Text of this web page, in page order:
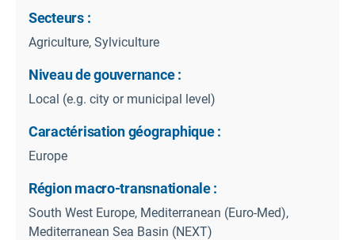
Secteurs :
Agriculture, Sylviculture
Niveau de gouvernance :
Local (e.g. city or municipal level)
Caractérisation géographique :
Europe
Région macro-transnationale :
South West Europe, Mediterranean (Euro-Med),
Mediterranean Sea Basin (NEXT)